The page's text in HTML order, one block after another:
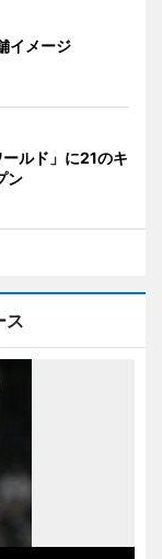
イメージ
ールド」に21のキ
ン
ス